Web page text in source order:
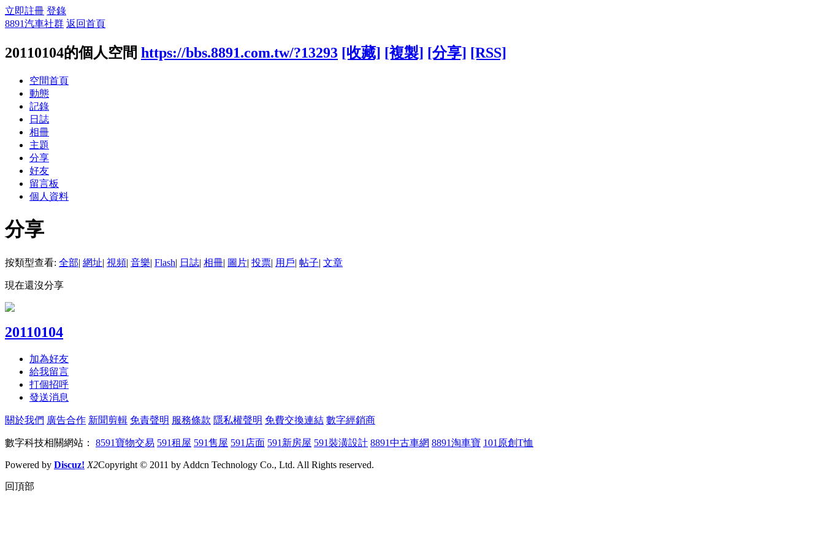
立即註冊 登錄
8891汽車社群 返回首頁
20110104的個人空間 https://bbs.8891.com.tw/?13293 [收藏] [複製] [分享] [RSS]
空間首頁
動態
記錄
日誌
相冊
主題
分享
好友
留言板
個人資料
分享
按類型查看: 全部| 網址| 視頻| 音樂| Flash| 日誌| 相冊| 圖片| 投票| 用戶| 帖子| 文章
現在還沒分享
20110104
加為好友
給我留言
打個招呼
發送消息
關於我們 廣告合作 新聞剪輯 免責聲明 服務條款 隱私權聲明 免費交換連結 數字經銷商
數字科技相關網站： 8591寶物交易 591租屋 591售屋 591店面 591新房屋 591裝潢設計 8891中古車網 8891淘車寶 101原創T恤
Powered by Discuz! X2Copyright © 2011 by Addcn Technology Co., Ltd. All Rights reserved.
回頂部